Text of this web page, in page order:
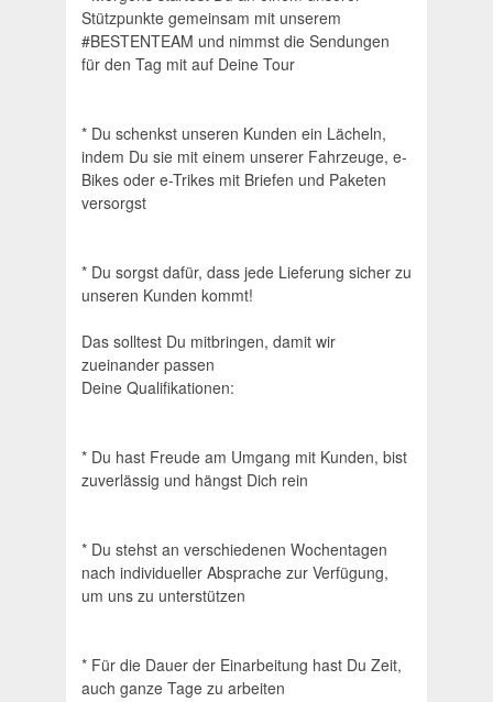
Stützpunkte gemeinsam mit unserem
#BESTENTEAM und nimmst die Sendungen
für den Tag mit auf Deine Tour
* Du schenkst unseren Kunden ein Lächeln,
indem Du sie mit einem unserer Fahrzeuge, e-
Bikes oder e-Trikes mit Briefen und Paketen
versorgst
* Du sorgst dafür, dass jede Lieferung sicher zu
unseren Kunden kommt!
Das solltest Du mitbringen, damit wir
zueinander passen
Deine Qualifikationen:
* Du hast Freude am Umgang mit Kunden, bist
zuverlässig und hängst Dich rein
* Du stehst an verschiedenen Wochentagen
nach individueller Absprache zur Verfügung,
um uns zu unterstützen
* Für die Dauer der Einarbeitung hast Du Zeit,
auch ganze Tage zu arbeiten